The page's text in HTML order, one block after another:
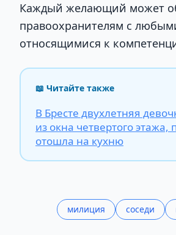
Каждый желающий может
правоохранителям с
относящимися к
📖 Читайте также
В Бресте двухлетняя
из окна четвертого этажа,
отошла на кухню
милиция соседи